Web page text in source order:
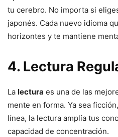
tu cerebro. No importa si
japonés. Cada nuevo idioma
horizontes y te mantiene
4. Lectura
La lectura es una de las
mente en forma. Ya sea
línea, la lectura amplía tus
capacidad de concentración.